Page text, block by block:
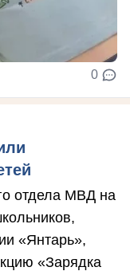
0
отдела МВД на
«Янтарь»,
«Зарядка